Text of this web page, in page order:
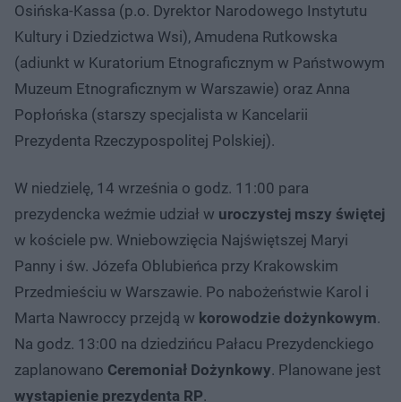
Osińska-Kassa (p.o. Dyrektor Narodowego Instytutu
Kultury i Dziedzictwa Wsi), Amudena Rutkowska
(adiunkt w Kuratorium Etnograficznym w Państwowym
Muzeum Etnograficznym w Warszawie) oraz Anna
Popłońska (starszy specjalista w Kancelarii
Prezydenta Rzeczypospolitej Polskiej).
W niedzielę, 14 września o godz. 11:00 para
prezydencka weźmie udział w uroczystej mszy świętej
w kościele pw. Wniebowzięcia Najświętszej Maryi
Panny i św. Józefa Oblubieńca przy Krakowskim
Przedmieściu w Warszawie. Po nabożeństwie Karol i
Marta Nawroccy przejdą w korowodzie dożynkowym.
Na godz. 13:00 na dziedzińcu Pałacu Prezydenckiego
zaplanowano Ceremoniał Dożynkowy. Planowane jest
wystąpienie prezydenta RP.